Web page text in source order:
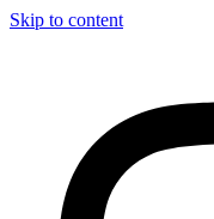
Skip to content